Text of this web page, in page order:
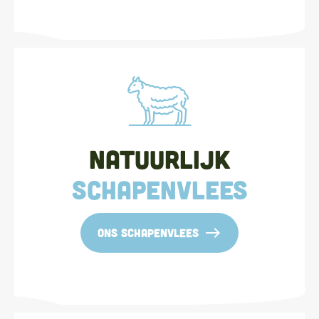
Natuurlijk
schapenvlees
ons schapenvlees east